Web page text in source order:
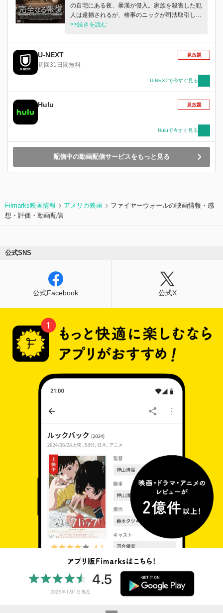
の自宅にある夜、暴漢が侵入。家族を殺害した犯
人は逮捕されるが、検事のニックが司法取引した
ため、極刑を免れる結果に。10年後、怒りに燃え
復讐を計画する…。
>>続きを読む
U-NEXT
初回31日間無料
見放題
U-NEXTで今すぐ見る
Hulu 見放題
Huluで今すぐ見る
配信中の動画配信サービスをもっと見る
Filmarks映画情報 アメリカ映画
ファイヤーウォールの映画情報・感
想・評価・動画配信
公式SNS
公式Facebook 公式X